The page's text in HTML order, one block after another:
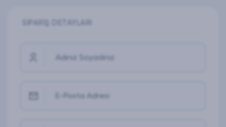
Adınız Soyadınız
E-Posta Adresi